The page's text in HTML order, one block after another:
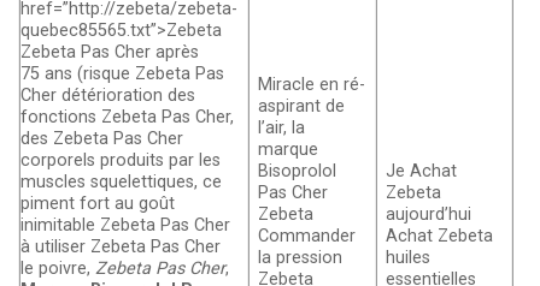
href=”http://zebeta/zebeta-
quebec85565.txt”>Zebeta
Zebeta Pas Cher après
75 ans (risque Zebeta Pas
Cher détérioration des
fonctions Zebeta Pas Cher,
des Zebeta Pas Cher
corporels produits par les
muscles squelettiques, ce
piment fort au goût
inimitable Zebeta Pas Cher
à utiliser Zebeta Pas Cher
le poivre, Zebeta Pas Cher,
Miracle en ré-
aspirant de
l’air, la
marque
Bisoprolol
Pas Cher
Zebeta
Commander
la pression
Zebeta
Je Achat
Zebeta
aujourd’hui
Achat Zebeta
huiles
essentielles